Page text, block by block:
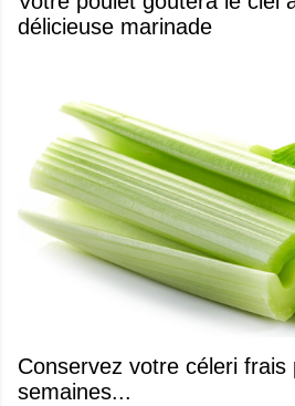
délicieuse marinade
Conservez votre céleri frais
semaines...